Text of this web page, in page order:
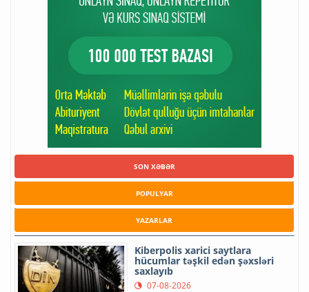
SON XƏBƏR
POPULYAR
YAZARLAR
Kiberpolis xarici saytlara
hücumlar təşkil edən şəxsləri
saxlayıb
07-08-2026